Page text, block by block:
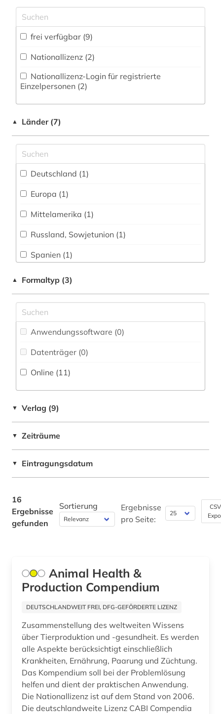
Fertigungstechnik (0)
Museumswesen (0)
repositorium (2)
romanistik (1)
sammlung (1)
spanien (1)
sprachwissenschaft (2)
tierhaltung (1)
tierproduktion (1)
usa (1)
frei verfügbar (9)
Nationallizenz (2)
Einzelpersonen (2)
▲ Länder (7)
Deutschland (1)
Europa (1)
Mittelamerika (1)
Russland, Sowjetunion (1)
Spanien (1)
USA (1)
▲ Formaltyp (3)
Anwendungssoftware (0)
Datenträger (0)
Online (11)
▼ Verlag (9)
▼ Zeiträume
▼ Eintragungsdatum
16
Ergebnisse
gefunden
Sortierung
Ergebnisse
pro Seite:
Animal Health &
Production Compendium
DEUTSCHLANDWEIT FREI, DFG-GEFÖRDERTE LIZENZ
Zusammenstellung des weltweiten Wissens
über Tierproduktion und -gesundheit. Es werden
alle Aspekte berücksichtigt einschließlich
Krankheiten, Ernährung, Paarung und Züchtung.
Das Kompendium soll bei der Problemlösung
helfen und dient der praktischen Anwendung.
Die Nationallizenz ist auf dem Stand von 2006.
Die deutschlandweite Lizenz CABI Compendia